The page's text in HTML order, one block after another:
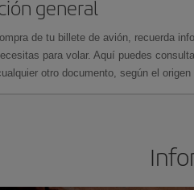
general
de tu billete de avión, recuerda
para volar. Aquí puedes
otro documento, según el